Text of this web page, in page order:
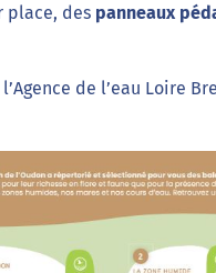
place, des panneaux
de l’eau Loire